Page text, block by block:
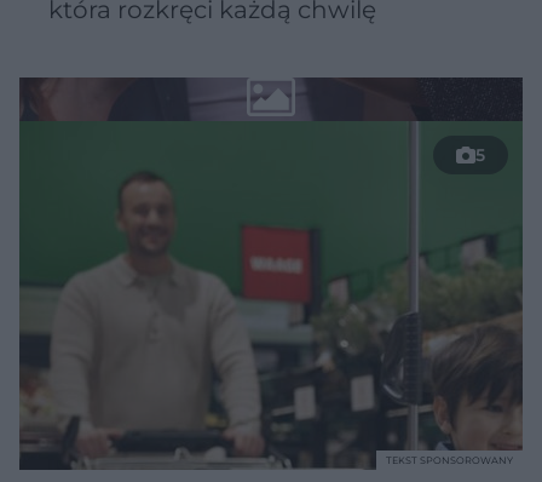
która rozkręci każdą chwilę
5
TEKST SPONSOROWANY